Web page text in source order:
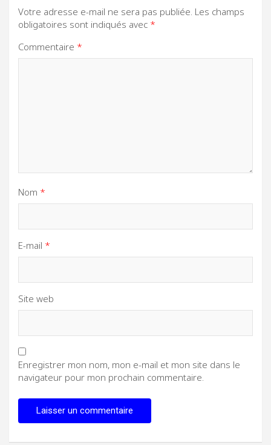
Votre adresse e-mail ne sera pas publiée. Les champs
obligatoires sont indiqués avec *
Commentaire *
Nom *
E-mail *
Site web
Enregistrer mon nom, mon e-mail et mon site dans le
navigateur pour mon prochain commentaire.